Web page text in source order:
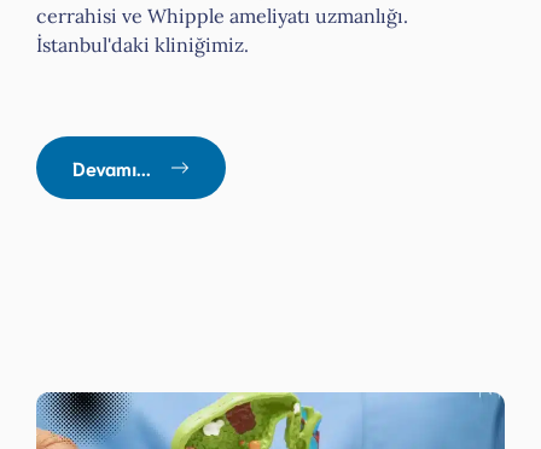
cerrahisi ve Whipple ameliyatı uzmanlığı.
İstanbul'daki kliniğimiz.
Devamı...